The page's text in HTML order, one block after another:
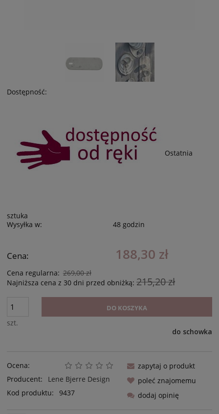
Dostępność:
Ostatnia
sztuka
Wysyłka w:
48 godzin
Cena: 188,30 zł
Cena regularna: 269,00 zł
Najniższa cena z 30 dni przed obniżką: 215,20 zł
szt.
DO KOSZYKA
do schowka
Ocena:
Producent:
Lene Bjerre Design
Kod produktu:
9437
zapytaj o produkt
poleć znajomemu
dodaj opinię